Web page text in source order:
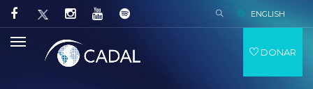
ENGLISH
DONAR